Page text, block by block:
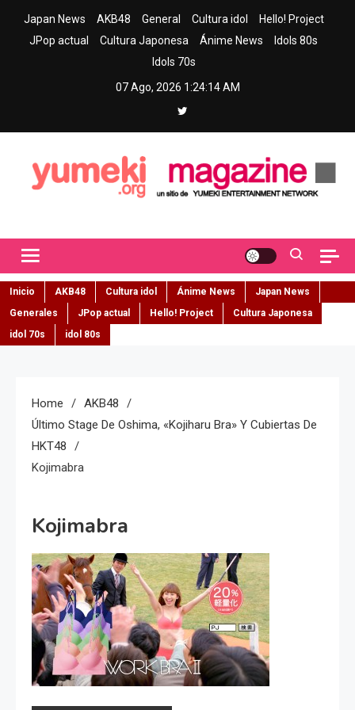
Japan News AKB48 General Cultura idol
Hello! Project
JPop actual
Cultura Japonesa Ánime News
Idols 80s
Idols 70s
07 Ago, 2026 1:24:15 AM
Inicio AKB48 Cultura idol Ánime News
Japan News
Generales
JPop actual Hello! Project
Cultura Japonesa
idol 70s
idol 80s
Home
AKB48
Último Stage De Oshima, «Kojiharu Bra» Y Cubiertas De
HKT48
Kojimabra
Kojimabra